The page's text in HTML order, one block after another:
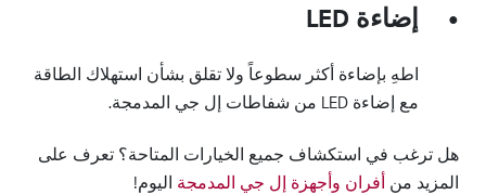
● إضاءة LED
اطهِ بإضاءة أكثر سطوعاً ولا تقلق بشأن استهلاك الطاقة
مع إضاءة LED من شفاطات إل جي المدمجة.
هل ترغب في استكشاف جميع الخيارات المتاحة؟ تعرف على
المزيد من أفران وأجهزة إل جي المدمجة اليوم!